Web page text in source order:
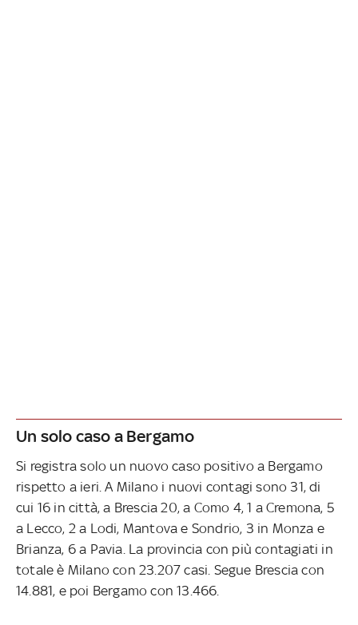
Un solo caso a Bergamo
Si registra solo un nuovo caso positivo a Bergamo
rispetto a ieri. A Milano i nuovi contagi sono 31, di
cui 16 in città, a Brescia 20, a Como 4, 1 a Cremona, 5
a Lecco, 2 a Lodi, Mantova e Sondrio, 3 in Monza e
Brianza, 6 a Pavia. La provincia con più contagiati in
totale è Milano con 23.207 casi. Segue Brescia con
14.881, e poi Bergamo con 13.466.